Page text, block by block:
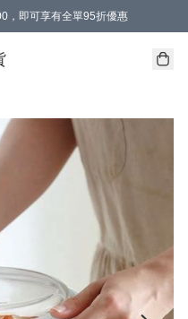
即可享有全單95折優惠
購物滿HK$680(折扣後），可享有